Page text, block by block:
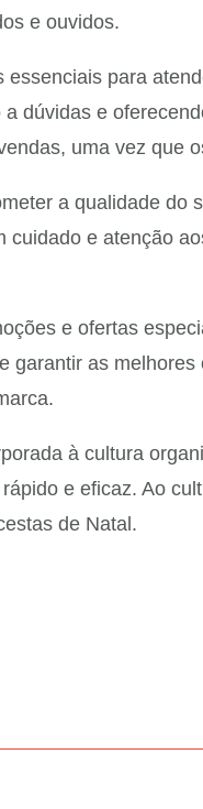
e ouvidos.
para
dúvidas e
uma vez que
a qualidade
e atenção
e ofertas
as
à cultura
e eficaz. Ao
de Natal.